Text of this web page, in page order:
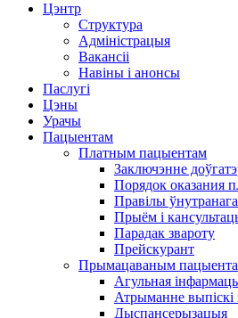
Цэнтр
Структура
Адміністрацыя
Вакансіі
Навіны і анонсы
Паслугі
Цэны
Урачы
Пацыентам
Платным пацыентам
Заключэнне
Порядок оказания
Правілы
Прыём і
Парадак звароту
Прейскурант
Прымацаваным
Агульная
Атрыманне
Дыспансерызацыя